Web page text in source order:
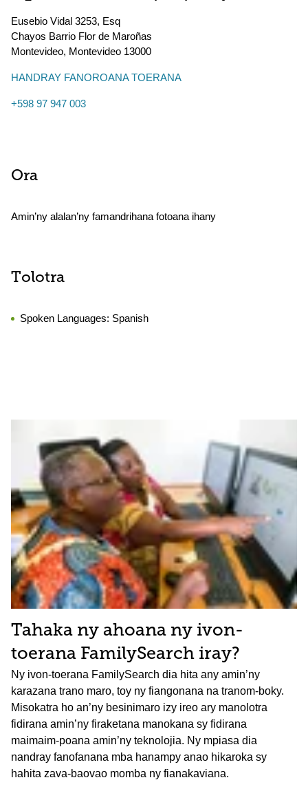
Eusebio Vidal 3253, Esq
Chayos Barrio Flor de Maroñas
Montevideo, Montevideo 13000
HANDRAY FANOROANA TOERANA
+598 97 947 003
Ora
Amin’ny alalan’ny famandrihana fotoana ihany
Tolotra
Spoken Languages: Spanish
Tahaka ny ahoana ny ivon-
toerana FamilySearch iray?
Ny ivon-toerana FamilySearch dia hita any amin’ny
karazana trano maro, toy ny fiangonana na tranom-boky.
Misokatra ho an’ny besinimaro izy ireo ary manolotra
fidirana amin’ny firaketana manokana sy fidirana
maimaim-poana amin’ny teknolojia. Ny mpiasa dia
nandray fanofanana mba hanampy anao hikaroka sy
hahita zava-baovao momba ny fianakaviana.